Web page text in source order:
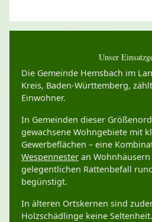
Unser
Die Gemeinde Hemsbach im
Kreis, Baden-Württemberg,
Einwohner.
In Gemeinden dieser
gewachsene Wohngebiete mit
Gewerbeflächen – eine
Wespennester an Wohnhäusern
gelegentlichen Rattenbefall
begünstigt.
In älteren Ortskernen sind
Holzschädlinge keine Seltenheit.